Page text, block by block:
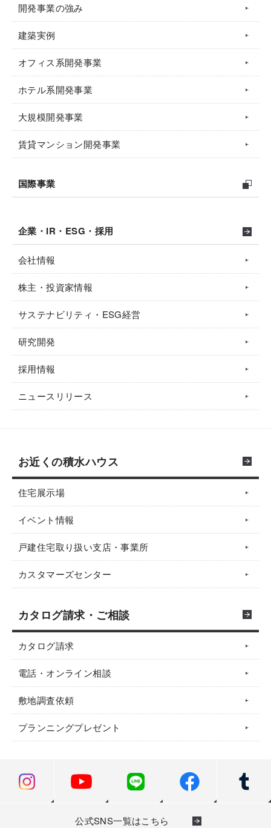
開発事業の強み
建築実例
オフィス系開発事業
ホテル系開発事業
大規模開発事業
賃貸マンション開発事業
国際事業
企業・IR・ESG・採用
会社情報
株主・投資家情報
サステナビリティ・ESG経営
研究開発
採用情報
ニュースリリース
お近くの積水ハウス
住宅展示場
イベント情報
戸建住宅取り扱い支店・事業所
カスタマーズセンター
カタログ請求・ご相談
カタログ請求
電話・オンライン相談
敷地調査依頼
プランニングプレゼント
公式SNS一覧はこちら